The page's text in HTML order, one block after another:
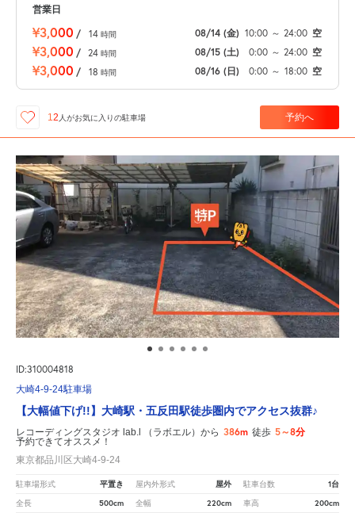
営業日
¥3,000 / 14 時間 08/14 (金) 10:00 ～ 24:00 空
¥3,000 / 24 時間 08/15 (土) 0:00 ～ 24:00 空
¥3,000 / 18 時間 08/16 (日) 0:00 ～ 18:00 空
12 人がお気に入りの駐車場 予約へ
ID:310004818
大崎4-9-24駐車場
【大幅値下げ!!】大崎駅・五反田駅徒歩圏内でアクセス抜群♪
レコーディングスタジオ lab.l （ラボエル）から 386m 徒歩 5～8分
予約できてオススメ！
東京都品川区大崎4-9-24
駐車場形式 平置き 屋内外形式 屋外 駐車台数 1台
全長 500cm 全幅 220cm 車高 200cm